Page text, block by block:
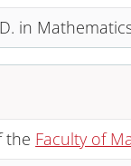
in
the Faculty of